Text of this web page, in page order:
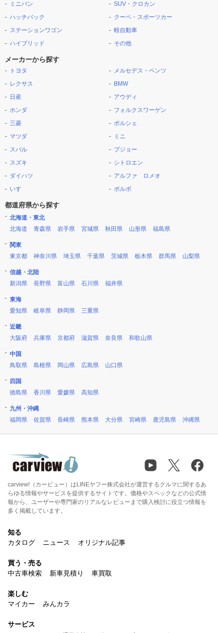
ミニバン
ハッチバック
ステーションワゴン
ハイブリッド
SUV・クロカン
クーペ・スポーツカー
軽自動車
その他
メーカーから探す
トヨタ
レクサス
日産
ホンダ
三菱
マツダ
スバル
スズキ
ダイハツ
いすゞ
メルセデス・ベンツ
BMW
アウディ
フォルクスワーゲン
ポルシェ
ミニ
プジョー
シトロエン
アルファ ロメオ
ボルボ
都道府県から探す
北海道・東北
北海道
青森県 岩手県 宮城県 秋田県 山形県 福島県
関東
東京都
神奈川県 埼玉県 千葉県 茨城県 栃木県 群馬県 山梨県
信越・北陸
新潟県
長野県 富山県 石川県 福井県
東海
愛知県
岐阜県 静岡県 三重県
近畿
大阪府
兵庫県 京都府 滋賀県 奈良県 和歌山県
中国
鳥取県
島根県 岡山県 広島県 山口県
四国
徳島県
香川県 愛媛県 高知県
九州・沖縄
福岡県
佐賀県 長崎県 熊本県 大分県 宮崎県 鹿児島県 沖縄県
carview!（カービュー）はLINEヤフー株式会社が運営するクルマに関するあ
らゆる情報やサービスを提供するサイトです。価格やスペックなどの公式情
報から、ユーザーや専門家のリアルなレビューまで購入検討に役立つ情報を
多く掲載しています。
知る
カタログ
ニュース オリジナル記事
買う・売る
中古車検索
新車見積り 車買取
楽しむ
マイカー
みんカラ
サービス